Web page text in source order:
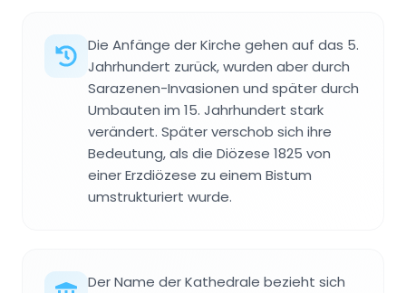
Die Anfänge der Kirche gehen auf das 5.
Jahrhundert zurück, wurden aber durch
Sarazenen-Invasionen und später durch
Umbauten im 15. Jahrhundert stark
verändert. Später verschob sich ihre
Bedeutung, als die Diözese 1825 von
einer Erzdiözese zu einem Bistum
umstrukturiert wurde.
Der Name der Kathedrale bezieht sich